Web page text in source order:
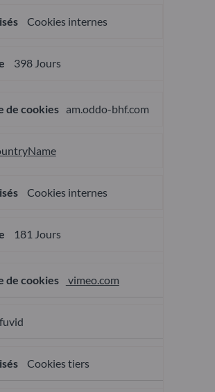
Cookies internes
398 Jours
am.oddo-bhf.com
Cookies internes
181 Jours
vimeo.com
Cookies tiers